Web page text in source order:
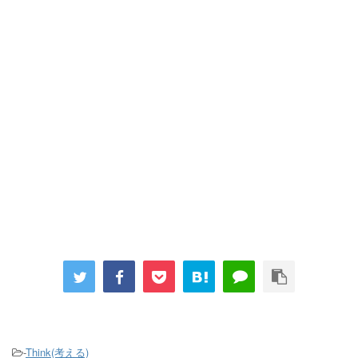
-Think(考える)